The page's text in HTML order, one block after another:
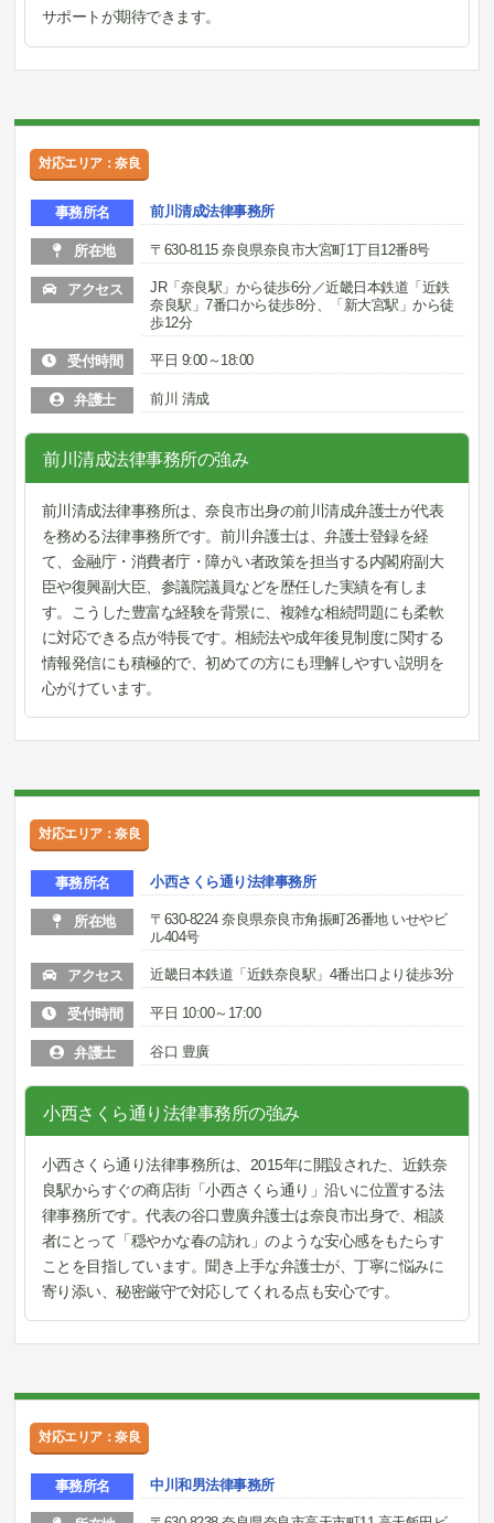
サポートが期待できます。
対応エリア：奈良
事務所名 前川清成法律事務所
所在地 〒630-8115 奈良県奈良市大宮町1丁目12番8号
アクセス
JR「奈良駅」から徒歩6分／近畿日本鉄道「近鉄
奈良駅」7番口から徒歩8分、「新大宮駅」から徒
歩12分
受付時間 平日 9:00～18:00
弁護士 前川 清成
前川清成法律事務所の強み
前川清成法律事務所は、奈良市出身の前川清成弁護士が代表
を務める法律事務所です。前川弁護士は、弁護士登録を経
て、金融庁・消費者庁・障がい者政策を担当する内閣府副大
臣や復興副大臣、参議院議員などを歴任した実績を有しま
す。こうした豊富な経験を背景に、複雑な相続問題にも柔軟
に対応できる点が特長です。相続法や成年後見制度に関する
情報発信にも積極的で、初めての方にも理解しやすい説明を
心がけています。
対応エリア：奈良
事務所名 小西さくら通り法律事務所
所在地
〒630-8224 奈良県奈良市角振町26番地 いせやビ
ル404号
アクセス 近畿日本鉄道「近鉄奈良駅」4番出口より徒歩3分
受付時間 平日 10:00～17:00
弁護士 谷口 豊廣
小西さくら通り法律事務所の強み
小西さくら通り法律事務所は、2015年に開設された、近鉄奈
良駅からすぐの商店街「小西さくら通り」沿いに位置する法
律事務所です。代表の谷口豊廣弁護士は奈良市出身で、相談
者にとって「穏やかな春の訪れ」のような安心感をもたらす
ことを目指しています。聞き上手な弁護士が、丁寧に悩みに
寄り添い、秘密厳守で対応してくれる点も安心です。
対応エリア：奈良
事務所名 中川和男法律事務所